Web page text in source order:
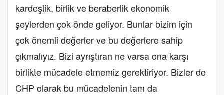
kardeşlik, birlik ve beraberlik ekonomik
şeylerden çok önde geliyor. Bunlar bizim için
çok önemli değerler ve bu değerlere sahip
çıkmalıyız. Bizi ayrıştıran ne varsa ona karşı
birlikte mücadele etmemiz gerektiriyor. Bizler de
CHP olarak bu mücadelenin tam da